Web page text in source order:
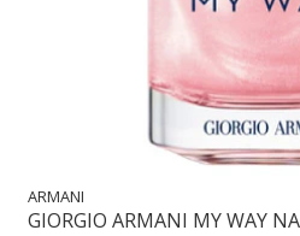
ARMANI
GIORGIO ARMANI MY WAY